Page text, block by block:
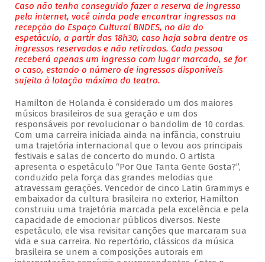
Caso não tenha conseguido fazer a reserva de ingresso
pela internet, você ainda pode encontrar ingressos na
recepção do Espaço Cultural BNDES, no dia do
espetáculo, a partir das 18h30, caso haja sobra dentre os
ingressos reservados e não retirados. Cada pessoa
receberá apenas um ingresso com lugar marcado, se for
o caso, estando o número de ingressos disponíveis
sujeito à lotação máxima do teatro.
Hamilton de Holanda é considerado um dos maiores
músicos brasileiros de sua geração e um dos
responsáveis por revolucionar o bandolim de 10 cordas.
Com uma carreira iniciada ainda na infância, construiu
uma trajetória internacional que o levou aos principais
festivais e salas de concerto do mundo. O artista
apresenta o espetáculo “Por Que Tanta Gente Gosta?”,
conduzido pela força das grandes melodias que
atravessam gerações. Vencedor de cinco Latin Grammys e
embaixador da cultura brasileira no exterior, Hamilton
construiu uma trajetória marcada pela excelência e pela
capacidade de emocionar públicos diversos. Neste
espetáculo, ele visa revisitar canções que marcaram sua
vida e sua carreira. No repertório, clássicos da música
brasileira se unem a composições autorais em